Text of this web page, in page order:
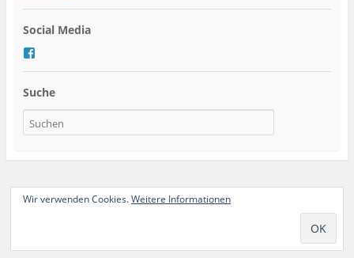
Social Media
f
v
m
Suche
Ganze Seite ansehen
Wir verwenden Cookies.Weitere Informationen